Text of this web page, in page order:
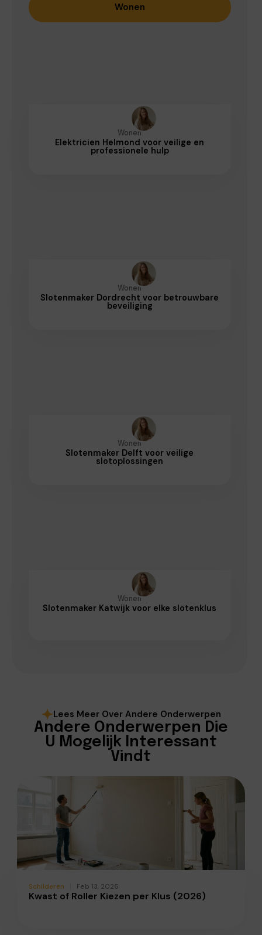
Wonen
Wonen
Elektricien Helmond voor veilige en
professionele hulp
Wonen
Slotenmaker Dordrecht voor betrouwbare
beveiliging
Wonen
Slotenmaker Delft voor veilige
slotoplossingen
Wonen
Slotenmaker Katwijk voor elke slotenklus
Lees Meer Over Andere Onderwerpen
Andere Onderwerpen Die
U Mogelijk Interessant
Vindt
Schilderen Feb 13, 2026
Kwast of Roller Kiezen per Klus (2026)